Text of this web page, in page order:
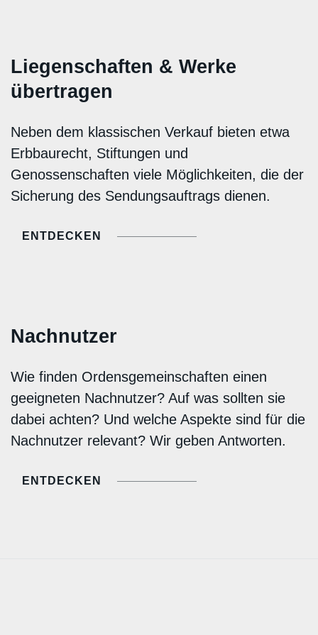
Liegenschaften & Werke
übertragen
Neben dem klassischen Verkauf bieten etwa
Erbbaurecht, Stiftungen und
Genossenschaften viele Möglichkeiten, die der
Sicherung des Sendungsauftrags dienen.
ENTDECKEN
Nachnutzer
Wie finden Ordensgemeinschaften einen
geeigneten Nachnutzer? Auf was sollten sie
dabei achten? Und welche Aspekte sind für die
Nachnutzer relevant? Wir geben Antworten.
ENTDECKEN